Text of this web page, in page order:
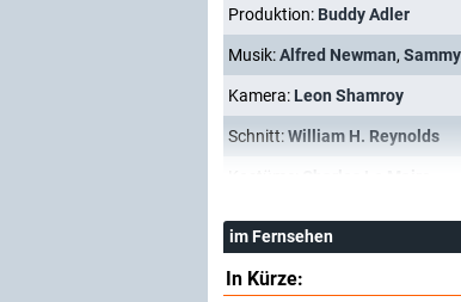
Produktion: Buddy Adler
Musik:Alfred Newman,
Kamera: Leon Shamroy
Schnitt:William H. Reynolds
im Fernsehen
In Kürze: